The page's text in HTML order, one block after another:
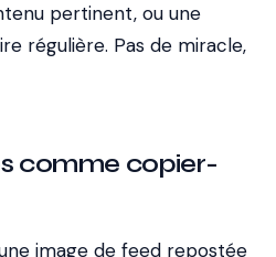
pertinent, ou une
régulière. Pas de miracle,
comme copier-
image de feed repostée